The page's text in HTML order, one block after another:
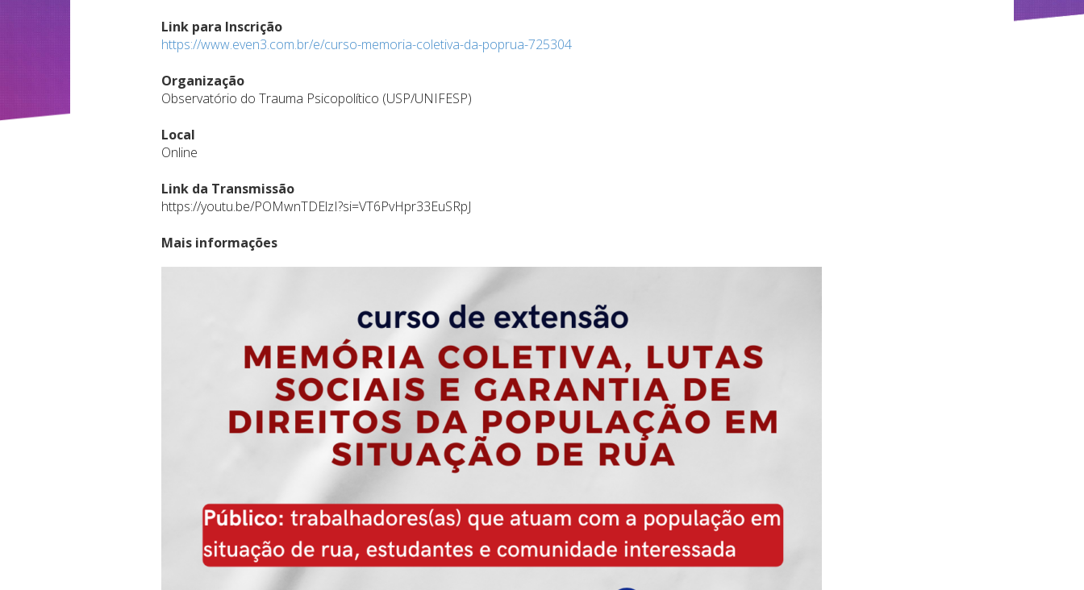
Link para Inscrição
https://www.even3.com.br/e/curso-memoria-coletiva-da-poprua-725304
Organização
Observatório do Trauma Psicopolítico (USP/UNIFESP)
Local
Online
Link da Transmissão
https://youtu.be/POMwnTDElzI?si=VT6PvHpr33EuSRpJ
Mais informações